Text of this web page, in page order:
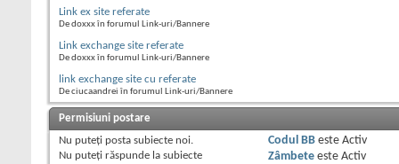
Link ex site referate
De doxxx în forumul Link-uri/Bannere
Link exchange site referate
De doxxx în forumul Link-uri/Bannere
link exchange site cu referate
De ciucaandrei în forumul Link-uri/Bannere
Permisiuni postare
Nu puteţi posta subiecte noi.
Nu puteţi răspunde la subiecte
Codul BBeste Activ
Zâmbeteeste Activ